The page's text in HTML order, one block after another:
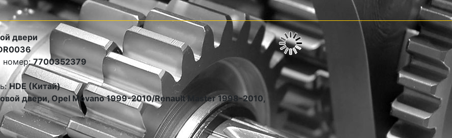
двери
номер:7700352379
HDE (Китай)
двери, Opel Movano 1999-2010/Renault Master 1998-2010,